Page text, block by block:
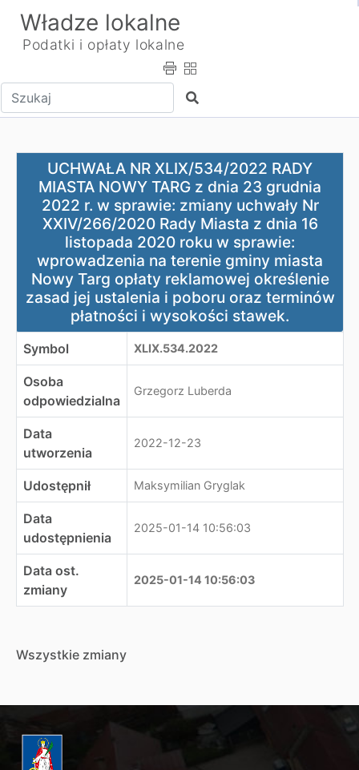
Władze lokalne
Podatki i opłaty lokalne
Wpisz tekst do wyszukania Szukaj
UCHWAŁA NR XLIX/534/2022 RADY MIASTA
UCHWAŁA NR XLIX/534/2022 RADY
MIASTA NOWY TARG z dnia 23 grudnia
2022 r. w sprawie: zmiany uchwały Nr
XXIV/266/2020 Rady Miasta z dnia 16
listopada 2020 roku w sprawie:
wprowadzenia na terenie gminy miasta
Nowy Targ opłaty reklamowej określenie
zasad jej ustalenia i poboru oraz terminów
płatności i wysokości stawek.
Symbol XLIX.534.2022
Osoba
odpowiedzialna
Grzegorz Luberda
Data
utworzenia
2022-12-23
Udostępnił Maksymilian Gryglak
Data
udostępnienia
2025-01-14 10:56:03
Data ost.
zmiany
2025-01-14 10:56:03
Wszystkie zmiany